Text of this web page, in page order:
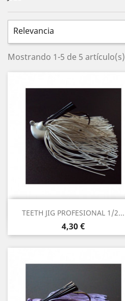
Relevancia
Mostrando 1-5 de 5 artículo(s)
 Vista rápida
TEETH JIG PROFESIONAL 1/2...
4,30 €